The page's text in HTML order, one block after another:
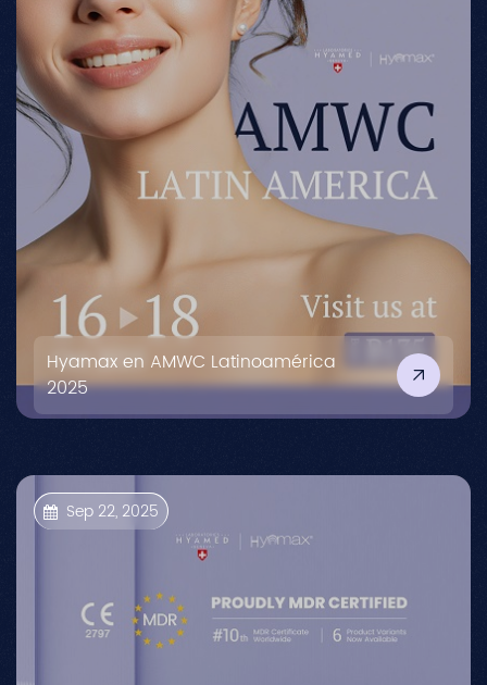
Hyamax en AMWC Latinoamérica
2025
Sep 22, 2025